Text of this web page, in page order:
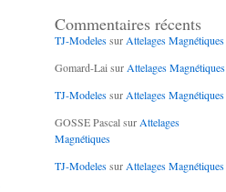
Commentaires récents
TJ-ModelessurAttelages Magnétiques
Gomard-LaisurAttelages Magnétiques
TJ-ModelessurAttelages Magnétiques
GOSSE PascalsurAttelages
Magnétiques
TJ-ModelessurAttelages Magnétiques